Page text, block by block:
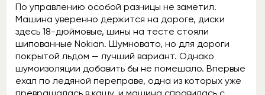
По управлению особой разницы не заметил.
Машина уверенно держится на дороге, диски
здесь 18-дюймовые, шины на тесте стояли
шипованные Nokian. Шумновато, но для дороги
покрытой льдом — лучший вариант. Однако
шумоизоляции добавить бы не помешало. Впервые
ехал по ледяной переправе, одна из которых уже